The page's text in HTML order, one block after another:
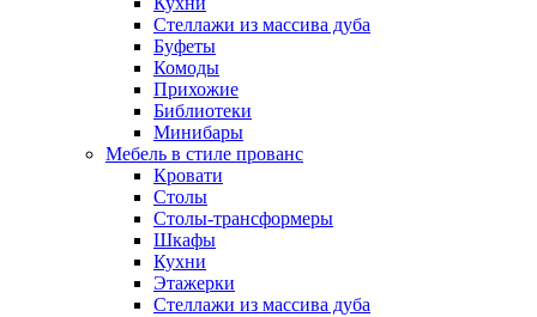
Стеллажи из массива дуба
Буфеты
Комоды
Прихожие
Библиотеки
Минибары
Мебель в стиле прованс
Кровати
Столы
Столы-трансформеры
Шкафы
Кухни
Этажерки
Стеллажи из массива дуба